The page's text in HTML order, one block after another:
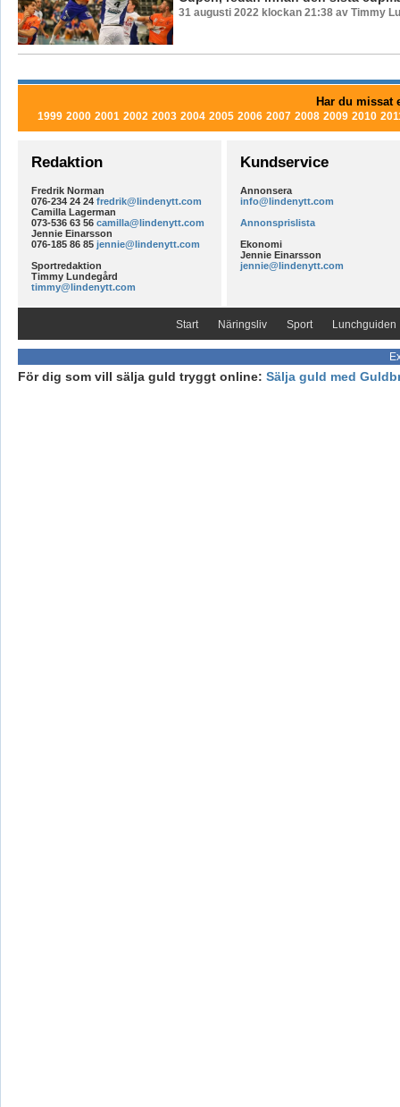
31 augusti 2022 klockan 21:38 av Timmy
Har du missat
1999 2000 2001 2002 2003 2004 2005 2006 2007 2008 2009 2010
Redaktion
Fredrik Norman
076-234 24 24 fredrik@lindenytt.com
Camilla Lagerman
073-536 63 56 camilla@lindenytt.com
Jennie Einarsson
076-185 86 85 jennie@lindenytt.com
Sportredaktion
Timmy Lundegård
timmy@lindenytt.com
Kundservice
Annonsera
info@lindenytt.com
Annonsprislista
Ekonomi
Jennie Einarsson
jennie@lindenytt.com
Start Näringsliv Sport Lunchguiden
För dig som vill sälja guld tryggt online: Sälja guld med